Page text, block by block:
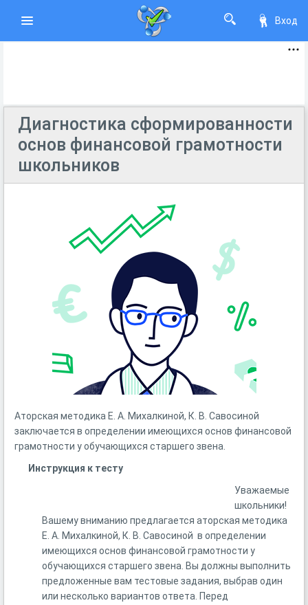
Вход
Диагностика сформированности
основ финансовой грамотности
школьников
Аторская методика Е. А. Михалкиной, К. В. Савосиной
заключается в определении имеющихся основ финансовой
грамотности у обучающихся старшего звена.
Инструкция к тесту
Уважаемые
школьники!
Вашему вниманию предлагается аторская методика
Е. А. Михалкиной, К. В. Савосиной в определении
имеющихся основ финансовой грамотности у
обучающихся старшего звена. Вы должны выполнить
предложенные вам тестовые задания, выбрав один
или несколько вариантов ответа. Перед